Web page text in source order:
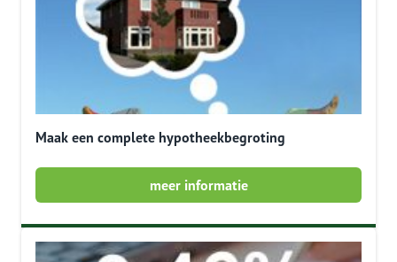
Maak een complete hypotheekbegroting
meer informatie